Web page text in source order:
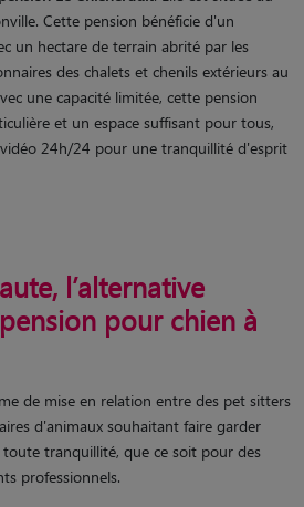
Cette pension bénéficie d'un
un hectare de terrain abrité par les
des chalets et chenils extérieurs au
une capacité limitée, cette pension
et un espace suffisant pour tous,
24h/24 pour une tranquillité d'esprit
l’alternative
pour chien à
de mise en relation entre des pet sitters
d'animaux souhaitant faire garder
tranquillité, que ce soit pour des
professionnels.